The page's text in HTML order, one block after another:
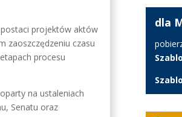
projektów aktów
zaoszczędzeniu czasu
procesu
na ustaleniach
Senatu oraz
dla